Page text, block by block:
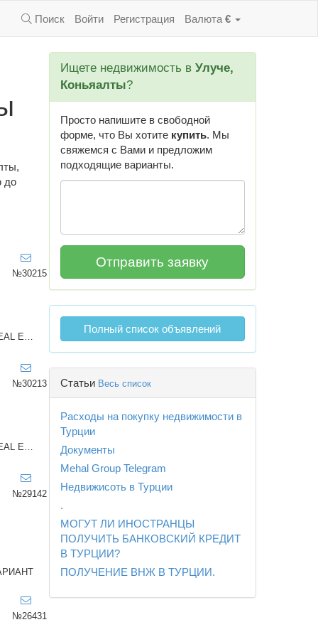
Поиск Войти Регистрация Валюта €
до
SMARTALYA REAL ESTATE
№30215
SMARTALYA REAL ESTATE
№30213
№29142
№26431
Ищете недвижимость в Улуче,
Коньяалты?
Просто напишите в свободной
форме, что Вы хотите купить. Мы
свяжемся с Вами и предложим
подходящие варианты.
Полный список объявлений
Статьи Весь список
Расходы на покупку недвижимости в
Турции
Документы
Mehal Group Telegram
Недвижисоть в Турции
.
МОГУТ ЛИ ИНОСТРАНЦЫ
ПОЛУЧИТЬ БАНКОВСКИЙ КРЕДИТ
В ТУРЦИИ?
ПОЛУЧЕНИЕ ВНЖ В ТУРЦИИ.